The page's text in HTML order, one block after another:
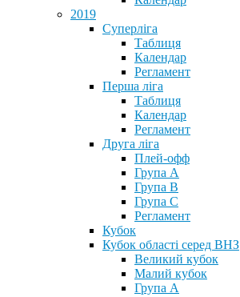
2019
Суперліга
Таблиця
Календар
Регламент
Перша ліга
Таблиця
Календар
Регламент
Друга ліга
Плей-офф
Група А
Група В
Група С
Регламент
Кубок
Кубок області серед ВНЗ
Великий кубок
Малий кубок
Група А